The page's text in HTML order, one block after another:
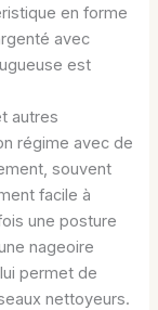
en forme
avec
est
autres
régime avec de
souvent
facile à
une posture
nageoire
permet de
nettoyeurs.